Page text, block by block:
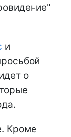
и
о
Кроме